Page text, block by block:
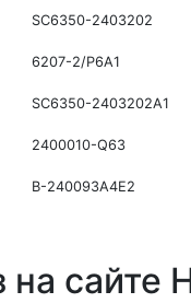
SC6350-2403202
6207-2/P6A1
SC6350-2403202A1
2400010-Q63
B-240093A4E2
на сайте